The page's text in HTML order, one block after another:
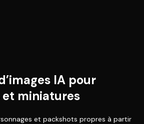
IA pour
miniatures
et packshots propres à partir